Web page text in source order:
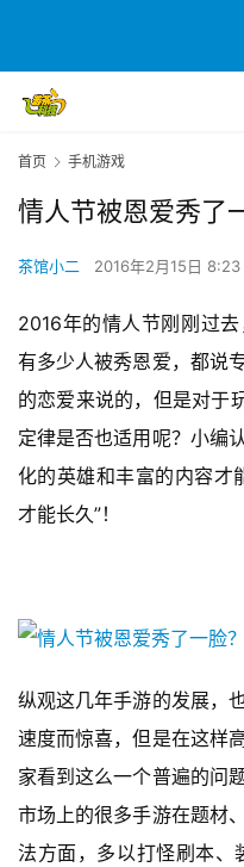
首页 手机游戏
情人节被恩爱秀了
茶馆小二 2016年2月15日 8:23
2016年的情人节刚刚过
有多少人被秀恩爱，都说
的恋爱来说的，但是对于
定律是否也适用呢？小编
化的英雄和丰富的内容才
才能长久”！
纵观这几年手游的发展，
速度而惊喜，但是在这样
家看到这么一个普遍的问
市场上的很多手游在题材
法方面，多以打怪刷本、